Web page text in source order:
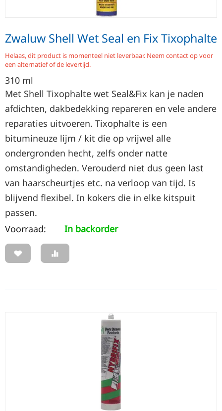
Zwaluw Shell Wet Seal en Fix Tixophalte
Helaas, dit product is momenteel niet leverbaar. Neem contact op voor
een alternatief of de levertijd.
310 ml
Met Shell Tixophalte wet Seal&Fix kan je naden
afdichten, dakbedekking repareren en vele andere
reparaties uitvoeren. Tixophalte is een
bitumineuze lijm / kit die op vrijwel alle
ondergronden hecht, zelfs onder natte
omstandigheden. Verouderd niet dus geen last
van haarscheurtjes etc. na verloop van tijd. Is
blijvend flexibel. In kokers die in elke kitspuit
passen.
Voorraad:
In backorder